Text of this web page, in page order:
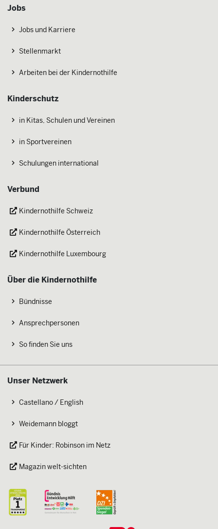
Jobs
Jobs und Karriere
Stellenmarkt
Arbeiten bei der Kindernothilfe
Kinderschutz
in Kitas, Schulen und Vereinen
in Sportvereinen
Schulungen international
Verbund
Kindernothilfe Schweiz
Kindernothilfe Österreich
Kindernothilfe Luxembourg
Über die Kindernothilfe
Bündnisse
Ansprechpersonen
So finden Sie uns
Unser Netzwerk
Castellano / English
Weidemann bloggt
Für Kinder: Robinson im Netz
Magazin welt-sichten